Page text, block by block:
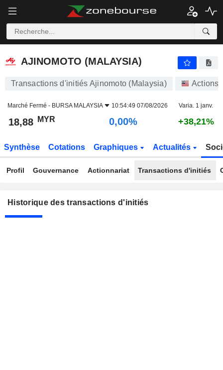
AJINOMOTO (MALAYSIA)
AJINOMOTO (MALAYSIA)
Transactions d'initiés Ajinomoto (Malaysia) Actions
Marché Fermé - BURSA MALAYSIA 10:54:49 07/08/2026 Varia. 1 janv.
18,88 MYR 0,00% +38,21%
Synthèse Cotations Graphiques Actualités
Profil Gouvernance Actionnariat Transactions d'initiés
Historique des transactions d'initiés